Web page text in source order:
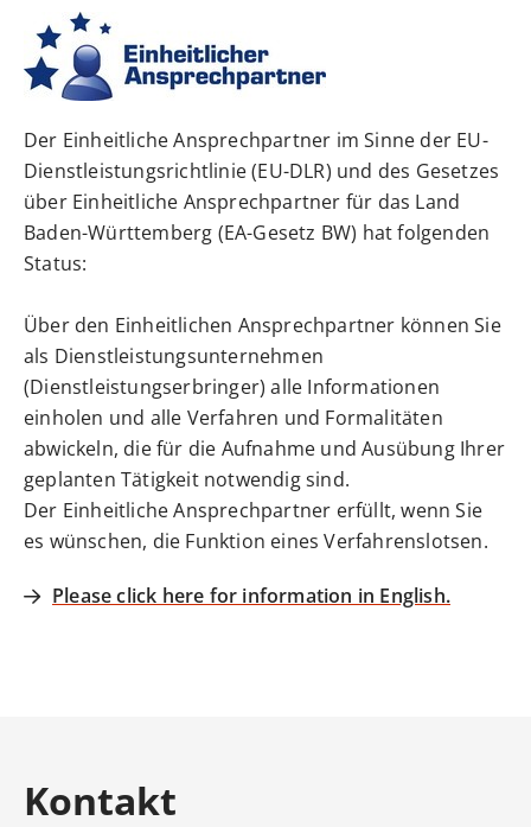
Der Einheitliche Ansprechpartner im Sinne der EU-
Dienstleistungsrichtlinie (EU-DLR) und des Gesetzes
über Einheitliche Ansprechpartner für das Land
Baden-Württemberg (EA-Gesetz BW) hat folgenden
Status:
Über den Einheitlichen Ansprechpartner können Sie
als Dienstleistungsunternehmen
(Dienstleistungserbringer) alle Informationen
einholen und alle Verfahren und Formalitäten
abwickeln, die für die Aufnahme und Ausübung Ihrer
geplanten Tätigkeit notwendig sind.
Der Einheitliche Ansprechpartner erfüllt, wenn Sie
es wünschen, die Funktion eines Verfahrenslotsen.
Please click here for information in English.
Kontakt